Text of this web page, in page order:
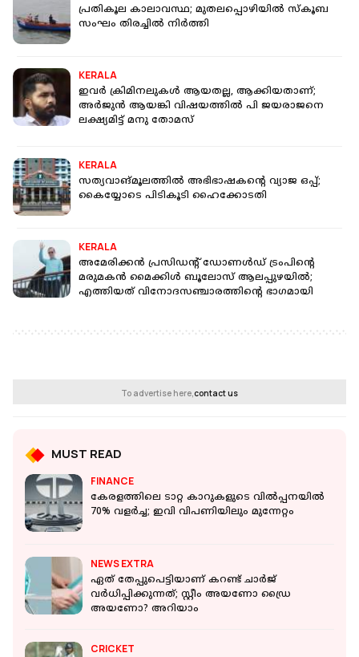
പ്രതികൂല കാലാവസ്ഥ; മുതലപ്പൊഴിയില്‍ സ്കൂബ
സംഘം തിരച്ചില്‍ നിര്‍ത്തി
KERALA
ഇവര്‍ ക്രിമിനലുകള്‍ ആയതല്ല, ആക്കിയതാണ്;
അർജുൻ ആയങ്കി വിഷയത്തിൽ പി ജയരാജനെ
ലക്ഷ്യമിട്ട് മനു തോമസ്
KERALA
സത്യവാങ്മൂലത്തില്‍ അഭിഭാഷകൻ്റെ വ്യാജ ഒപ്പ്;
കൈയ്യോടെ പിടികൂടി ഹൈക്കോടതി
KERALA
അമേരിക്കൻ പ്രസിഡൻ്റ് ഡോണൾഡ് ട്രംപിൻ്റെ
മരുമകൻ മൈക്കിൾ ബൂലോസ് ആലപ്പുഴയിൽ;
എത്തിയത് വിനോദസഞ്ചാരത്തിൻ്റെ ഭാഗമായി
To advertise here,contact us
MUST READ
FINANCE
കേരളത്തിലെ ടാറ്റ കാറുകളുടെ വില്‍പ്പനയില്‍
70% വളര്‍ച്ച; ഇവി വിപണിയിലും മുന്നേറ്റം
NEWS EXTRA
ഏത് തേപ്പുപെട്ടിയാണ് കറണ്ട് ചാര്‍ജ്
വര്‍ധിപ്പിക്കുന്നത്; സ്റ്റീം അയണോ ഡ്രൈ
അയണോ? അറിയാം
CRICKET